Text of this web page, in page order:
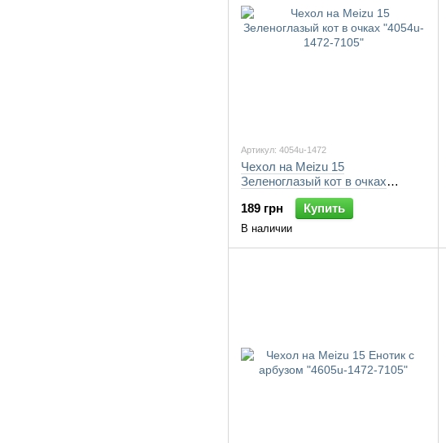
Артикул: 4054u-1472
Чехол на Meizu 15
Зеленоглазый кот в очках
"4054u-1472-7105"
189 грн
Купить
В наличии